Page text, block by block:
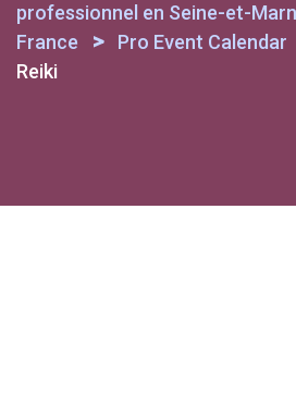
professionnel en Seine-et-
France
> Pro Event Calendar
Reiki